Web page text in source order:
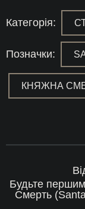
30
см
високоміцного
гіпсу
Категорія:
Позначки:
КНЯЖНА
Будьте
Смерть